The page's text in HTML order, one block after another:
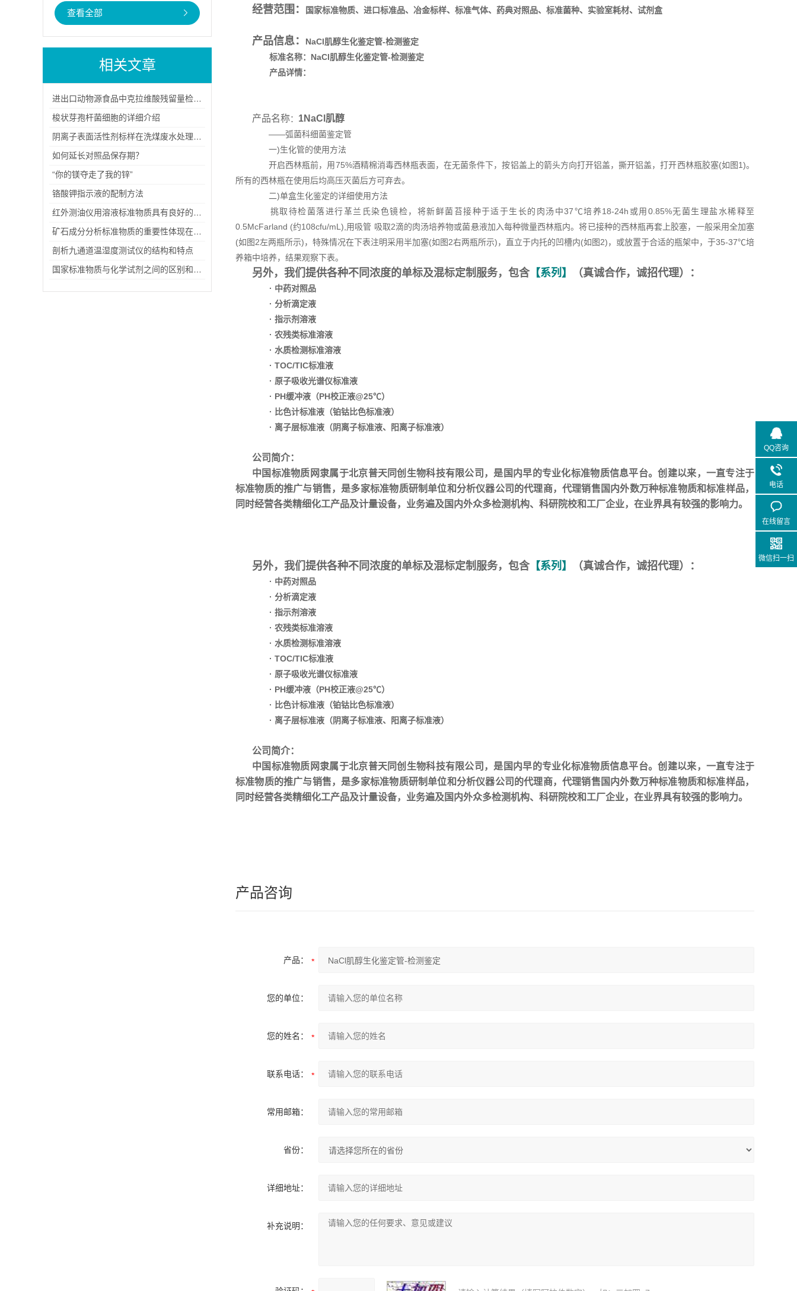
查看全部
相关文章
梭状芽孢杆菌细胞的详细介绍
如何延长对照品保存期？
“你的镁夺走了我的锌”
铬酸钾指示液的配制方法
剖析九通道温湿度测试仪的结构和特点
经营范围： 国家标准物质、进口标准品、冶金标样、标准气体、药典对照品、标准菌种、实验室耗材、试剂盒
产品信息：
NaCl肌醇生化鉴定管-检测鉴定
标准名称： NaCl肌醇生化鉴定管-检测鉴定
产品详情：
产品名称： 1NaCl肌醇
――弧菌科细菌鉴定管
一)生化管的使用方法
开启西林瓶前，用75%酒精棉消毒西林瓶表面，在无菌条件下，按铝盖上的箭头方向打开铝盖，撕开铝盖，打开西林瓶胶塞(如图1)。
所有的西林瓶在使用后均高压灭菌后方可弃去。
二)单盒生化鉴定的详细使用方法
挑取待检菌落进行革兰氏染色镜检，将新鲜菌苔接种于适于生长的肉汤中37℃培养18-24h或用0.85%无菌生理盐水稀释至
0.5McFarland (约108cfu/mL),用吸管 吸取2滴的肉汤培养物或菌悬液加入每种微量西林瓶内。将已接种的西林瓶再套上胶塞，一般采用全加塞
(如图2左两瓶所示)，特殊情况在下表注明采用半加塞(如图2右两瓶所示)，直立于内托的凹槽内(如图2)，或放置于合适的瓶架中，于35-37℃培
养箱中培养，结果观察下表。
另外，我们提供各种不同浓度的单标及混标定制服务，包含 【系列】 （真诚合作，诚招代理）：
· 中药对照品
· 分析滴定液
· 指示剂溶液
· 农残类标准溶液
· 水质检测标准溶液
· TOC/TIC标准液
· 原子吸收光谱仪标准液
· PH缓冲液（PH校正液@25℃）
· 比色计标准液（铂钴比色标准液）
· 离子层标准液（阴离子标准液、阳离子标准液）
公司简介：
中国标准物质网隶属于北京普天同创生物科技有限公司，是国内早的专业化标准物质信息平台。创建以来，一直专注于
标准物质的推广与销售，是多家标准物质研制单位和分析仪器公司的代理商，代理销售国内外数万种标准物质和标准样品，
同时经营各类精细化工产品及计量设备，业务遍及国内外众多检测机构、科研院校和工厂企业，在业界具有较强的影响力。
另外，我们提供各种不同浓度的单标及混标定制服务，包含 【系列】 （真诚合作，诚招代理）：
· 中药对照品
· 分析滴定液
· 指示剂溶液
· 农残类标准溶液
· 水质检测标准溶液
· TOC/TIC标准液
· 原子吸收光谱仪标准液
· PH缓冲液（PH校正液@25℃）
· 比色计标准液（铂钴比色标准液）
· 离子层标准液（阴离子标准液、阳离子标准液）
公司简介：
中国标准物质网隶属于北京普天同创生物科技有限公司，是国内早的专业化标准物质信息平台。创建以来，一直专注于
标准物质的推广与销售，是多家标准物质研制单位和分析仪器公司的代理商，代理销售国内外数万种标准物质和标准样品，
同时经营各类精细化工产品及计量设备，业务遍及国内外众多检测机构、科研院校和工厂企业，在业界具有较强的影响力。
产品咨询
产品：
您的单位：
您的姓名：
联系电话：
常用邮箱：
省份：
详细地址：
补充说明：
QQ咨询
电话
在线留言
微信扫一扫